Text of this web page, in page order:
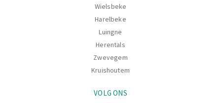
Wielsbeke
Harelbeke
Luingne
Herentals
Zwevegem
Kruishoutem
VOLG ONS